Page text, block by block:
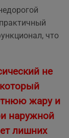
что
не
жару и
наружной
лишних